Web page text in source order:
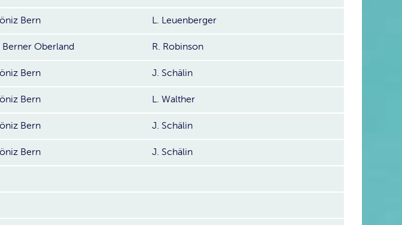
Bern L. Leuenberger
Oberland R. Robinson
Bern J. Schälin
Bern L. Walther
Bern J. Schälin
Bern J. Schälin